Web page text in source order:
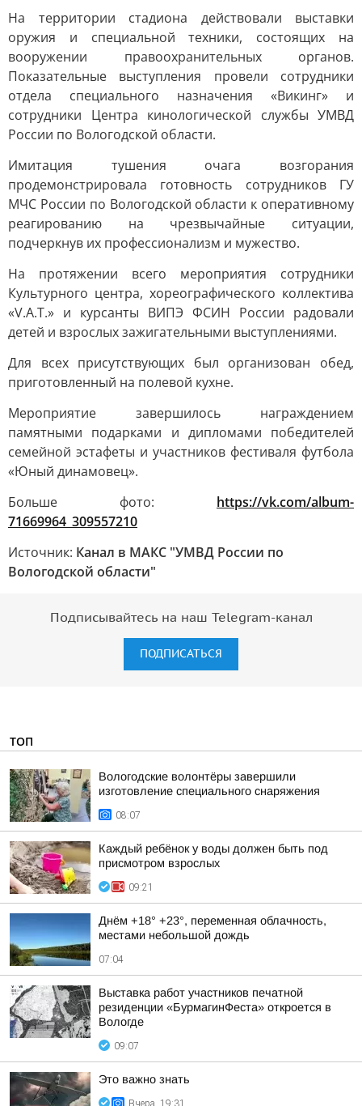
На территории стадиона действовали выставки
оружия и специальной техники, состоящих на
вооружении правоохранительных органов.
Показательные выступления провели сотрудники
отдела специального назначения «Викинг» и
сотрудники Центра кинологической службы УМВД
России по Вологодской области.
Имитация тушения очага возгорания
продемонстрировала готовность сотрудников ГУ
МЧС России по Вологодской области к оперативному
реагированию на чрезвычайные ситуации,
подчеркнув их профессионализм и мужество.
На протяжении всего мероприятия сотрудники
Культурного центра, хореографического коллектива
«V.A.T.» и курсанты ВИПЭ ФСИН России радовали
детей и взрослых зажигательными выступлениями.
Для всех присутствующих был организован обед,
приготовленный на полевой кухне.
Мероприятие завершилось награждением
памятными подарками и дипломами победителей
семейной эстафеты и участников фестиваля футбола
«Юный динамовец».
Больше фото: https://vk.com/album-
71669964_309557210
Источник: Канал в МАКС "УМВД России по
Вологодской области"
Подписывайтесь на наш Telegram-канал
ПОДПИСАТЬСЯ
ТОП
Вологодские волонтёры завершили
изготовление специального снаряжения
08:07
Каждый ребёнок у воды должен быть под
присмотром взрослых
09:21
Днём +18° +23°, переменная облачность,
местами небольшой дождь
07:04
Выставка работ участников печатной
резиденции «БурмагинФеста» откроется в
Вологде
09:07
Это важно знать
Вчера, 19:31